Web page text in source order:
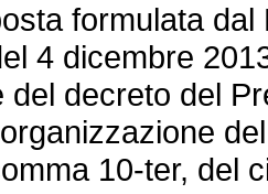
formulata dal
4 dicembre
del decreto del
10-ter, del